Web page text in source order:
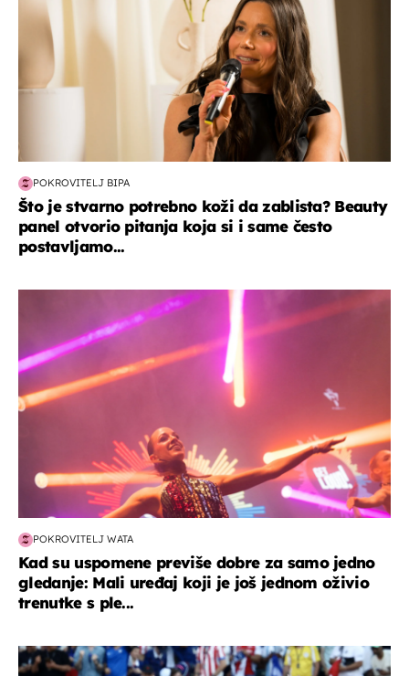
POKROVITELJ BIPA
Što je stvarno potrebno koži da zablista? Beauty
panel otvorio pitanja koja si i same često
postavljamo...
POKROVITELJ WATA
Kad su uspomene previše dobre za samo jedno
gledanje: Mali uređaj koji je još jednom oživio
trenutke s ple...
svjetsko prvenstvo 2026